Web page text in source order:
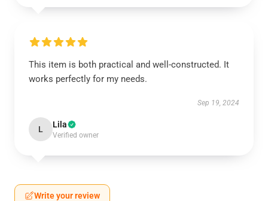
This item is both practical and well-constructed. It
works perfectly for my needs.
Sep 19, 2024
L Lila
Verified owner
Write your review